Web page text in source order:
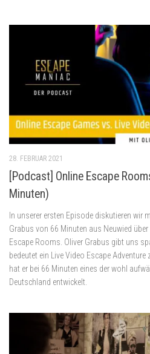
28. FEBRUAR 2021
[Podcast] Online Escape
Minuten)
In unserer ersten Episode diskutieren wir
Grabus von 66 Minuten aus Neuwied
Escape Rooms. Oliver Grabus gibt uns
bedeutet ein Live Video Escape
hat er bei 66 Minuten eines der wohl
Deutschland entwickelt.